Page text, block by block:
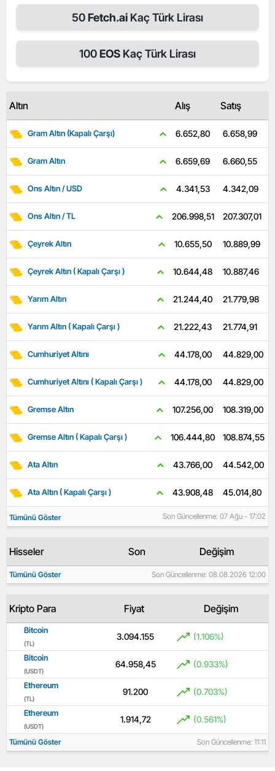
50Fetch.ai Kaç Türk Lirası
100EOS Kaç Türk Lirası
Altın Alış Satış
Gram Altın (Kapalı Çarşı) 6.652,80 6.658,99
Gram Altın 6.659,69 6.660,55
Ons Altın / USD 4.341,53 4.342,09
Ons Altın / TL 206.998,51 207.307,01
Çeyrek Altın 10.655,50 10.889,99
Çeyrek Altın ( Kapalı Çarşı ) 10.644,48 10.887,46
Yarım Altın 21.244,40 21.779,98
Yarım Altın ( Kapalı Çarşı ) 21.222,43 21.774,91
Cumhuriyet Altını 44.178,00 44.829,00
Cumhuriyet Altını ( Kapalı Çarşı ) 44.178,00 44.829,00
Gremse Altın 107.256,00 108.319,00
Gremse Altın ( Kapalı Çarşı ) 106.444,80 108.874,55
Ata Altın 43.766,00 44.542,00
Ata Altın ( Kapalı Çarşı ) 43.908,48 45.014,80
Tümünü Göster Son Güncellenme: 07 Ağu - 17:02
Hisseler Son Değişim
Tümünü Göster Son Güncellenme: 08.08.2026 12:00
Kripto Para Fiyat Değişim
Bitcoin
(TL)
3.094.155 (1.106%)
Bitcoin
(USDT)
64.958,45 (0.933%)
Ethereum
(TL)
91.200 (0.703%)
Ethereum
(USDT)
1.914,72 (0.561%)
Tümünü Göster Son Güncellenme: 11:11